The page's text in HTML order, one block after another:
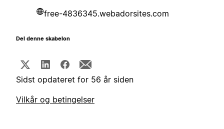
free-4836345.webadorsites.com
Del denne skabelon
Sidst opdateret for 56 år siden
Vilkår og betingelser